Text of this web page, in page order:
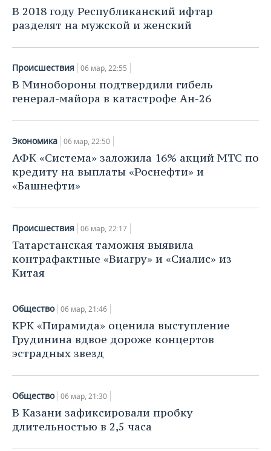
НЕФТЕХИМИЯ
НЕФТЬ
ЭНЕРГЕТИКА
РОЗНИЧНАЯ ТОРГОВЛЯ
ТРАНСПОРТ
УСЛУГИ
НОВОСТИ ТЕХНОЛОГИЙ
IT
МЕДИА
ТЕЛЕКОММУНИКАЦИИ
МЕРОПРИЯТИЯ
НОВОСТИ МЕРОПРИЯТИЙ
ВЫЕЗДНАЯ РЕДАКЦИЯ
БИЗНЕС-БРАНЧИ
ONLINE-КОНФЕРЕНЦИИ
ОТКРЫТАЯ ЛЕКЦИЯ
СПОРТ
НОВОСТИ СПОРТА
ФУТБОЛ
БАСКЕТБОЛ
ВОЛЕЙБОЛ
ФИГУРНОЕ КАТАНИЕ
ВОДНЫЕ ВИДЫ СПОРТА
ХОККЕЙ С МЯЧОМ
ОБЩЕСТВО
НОВОСТИ ОБЩЕСТВА
ИНФРАСТРУКТУРА
ИСТОРИЯ
МЕДИЦИНА
ОБРАЗОВАНИЕ
ПРОИСШЕСТВИЯ
ФОТОГАЛЕРЕЯ
СЮЖЕТЫ
СПРАВОЧНИК
СПИСОК ПЕРСОН
ПОЛНАЯ ВЕРСИЯ
В 2018 году Республиканский ифтар
разделят на мужской и женский
Происшествия 06 мар, 22:55
В Минобороны подтвердили гибель
генерал-майора в катастрофе Ан-26
Экономика 06 мар, 22:50
АФК «Система» заложила 16% акций МТС по
кредиту на выплаты «Роснефти» и
«Башнефти»
Происшествия 06 мар, 22:17
Татарстанская таможня выявила
контрафактные «Виагру» и «Сиалис» из
Китая
Общество 06 мар, 21:46
КРК «Пирамида» оценила выступление
Грудинина вдвое дороже концертов
эстрадных звезд
Общество 06 мар, 21:30
В Казани зафиксировали пробку
длительностью в 2,5 часа